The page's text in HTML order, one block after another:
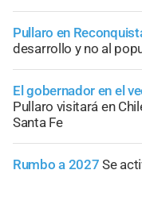
Pullaro en
desarrollo y no al
El gobernador en el
Pullaro visitará en
Santa Fe
Rumbo a 2027 Se